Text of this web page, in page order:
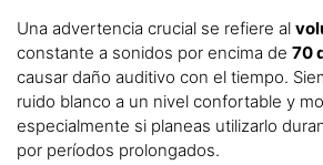
Una advertencia crucial se refiere al
constante a sonidos por encima de 70
causar daño auditivo con el tiempo.
ruido blanco a un nivel confortable y
especialmente si planeas utilizarlo
por períodos prolongados.